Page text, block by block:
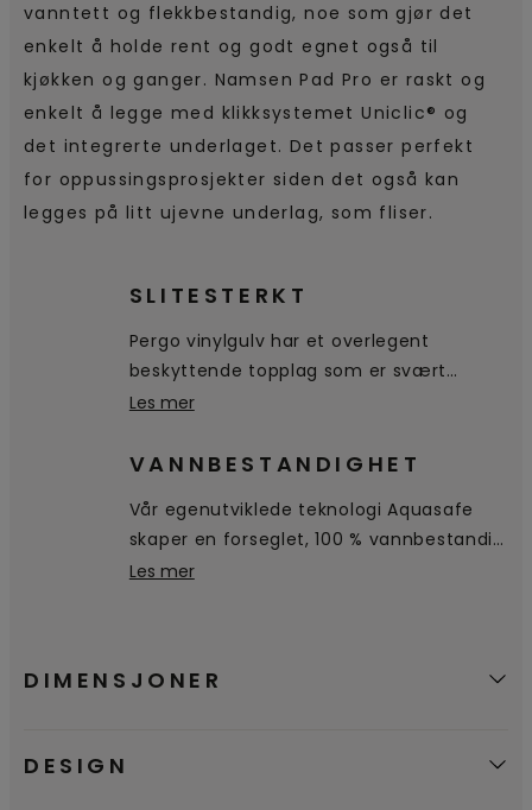
vanntett og flekkbestandig, noe som gjør det
enkelt å holde rent og godt egnet også til
kjøkken og ganger. Namsen Pad Pro er raskt og
enkelt å legge med klikksystemet Uniclic® og
det integrerte underlaget. Det passer perfekt
for oppussingsprosjekter siden det også kan
legges på litt ujevne underlag, som fliser.
SLITESTERKT
Pergo vinylgulv har et overlegent
beskyttende topplag som er svært
bestandig mot riper, flekker og slitasje.
Les mer
VANNBESTANDIGHET
Vår egenutviklede teknologi Aquasafe
skaper en forseglet, 100 % vannbestandig
overflate helt ned til fasingen, noe som
Les mer
DIMENSJONER
DESIGN